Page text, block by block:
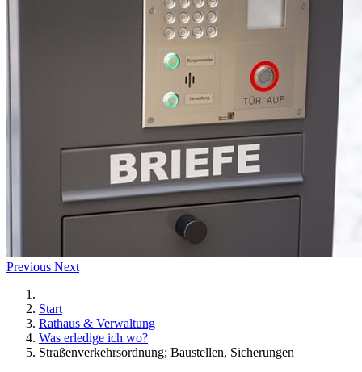
Previous Next
Start
Rathaus & Verwaltung
Was erledige ich wo?
Straßenverkehrsordnung; Baustellen, Sicherungen